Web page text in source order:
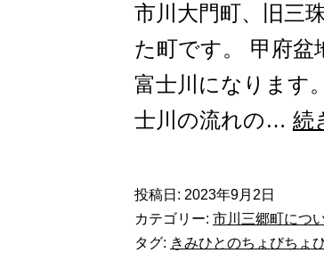
市川大門町、旧三
た町です。 甲府盆
富士川になります
士川の流れの… 続
投稿日: 2023年9月2日
カテゴリー: 市川三郷町につ
タグ: きみひとのちょびちょ